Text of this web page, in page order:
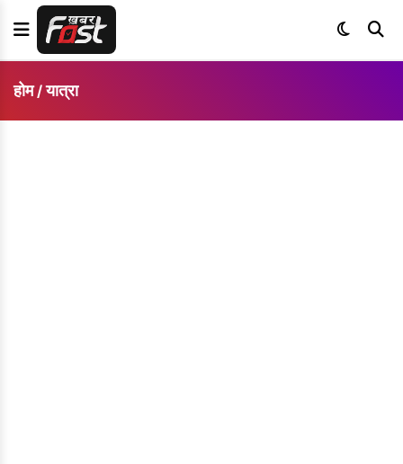
होम/ यात्रा